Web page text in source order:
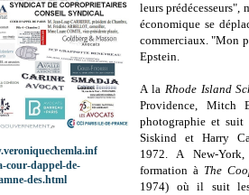
leurs
économique se
commerciaux. "Mon
Epstein.
A la Rhode Island
Providence, Mitch
photographie et suit
Siskind et Harry
1972.A New-
formation à The
1974) où il suit
cour-dappel-de-
des.html